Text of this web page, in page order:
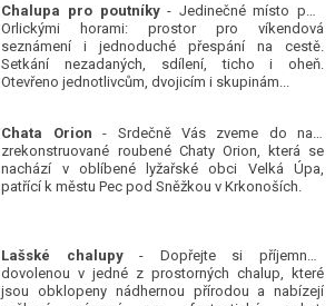
Chalupa pro poutníky- Jedinečné místo pod
Orlickými horami: prostor pro víkendová
seznámení i jednoduché přespání na cestě.
Setkání nezadaných, sdílení, ticho i oheň.
Otevřeno jednotlivcům, dvojicím i skupinám...
Chata Orion - Srdečně Vás zveme do naší
zrekonstruované roubené Chaty Orion, která se
nachází v oblíbené lyžařské obci Velká Úpa,
patřící k městu Pec pod Sněžkou v Krkonoších.
Lašské chalupy- Dopřejte si příjemnou
dovolenou v jedné z prostorných chalup, které
jsou obklopeny nádhernou přírodou a nabízejí